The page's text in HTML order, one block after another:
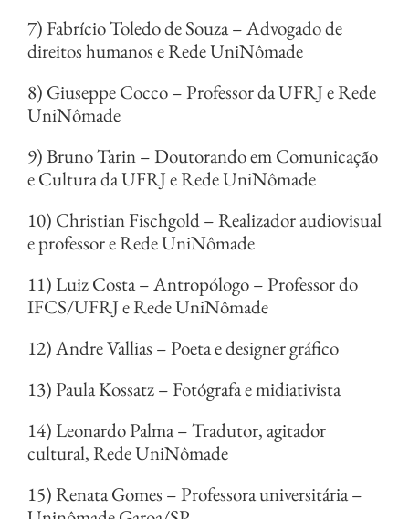
7) Fabrício Toledo de Souza – Advogado de
direitos humanos e Rede UniNômade
8) Giuseppe Cocco – Professor da UFRJ e Rede
UniNômade
9) Bruno Tarin – Doutorando em Comunicação
e Cultura da UFRJ e Rede UniNômade
10) Christian Fischgold – Realizador audiovisual
e professor e Rede UniNômade
11) Luiz Costa – Antropólogo – Professor do
IFCS/UFRJ e Rede UniNômade
12) Andre Vallias – Poeta e designer gráfico
13) Paula Kossatz – Fotógrafa e midiativista
14) Leonardo Palma – Tradutor, agitador
cultural, Rede UniNômade
15) Renata Gomes – Professora universitária –